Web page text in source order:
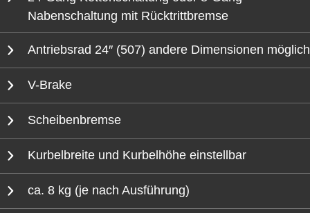
Nabenschaltung mit Rücktrittbremse
Antriebsrad 24″ (507) andere Dimensionen möglich
V-Brake
Scheibenbremse
Kurbelbreite und Kurbelhöhe einstellbar
ca. 8 kg (je nach Ausführung)